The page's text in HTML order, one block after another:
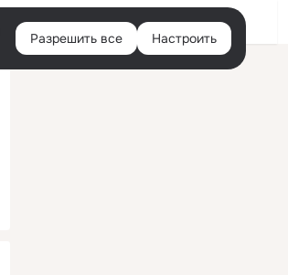
Войти
Разрешить все Настроить